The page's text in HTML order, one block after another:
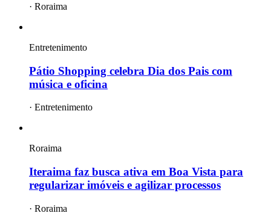
· Roraima
Entretenimento
Pátio Shopping celebra Dia dos Pais com
música e oficina
· Entretenimento
Roraima
Iteraima faz busca ativa em Boa Vista para
regularizar imóveis e agilizar processos
· Roraima